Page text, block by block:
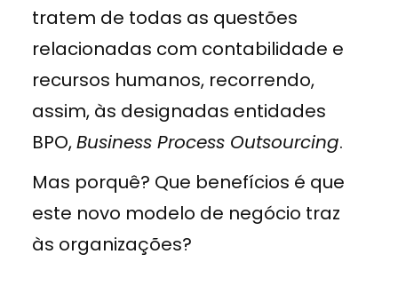
tratem de todas as questões
relacionadas com contabilidade e
recursos humanos, recorrendo,
assim, às designadas entidades
BPO,Business Process Outsourcing.
Mas porquê? Que benefícios é que
este novo modelo de negócio traz
às organizações?